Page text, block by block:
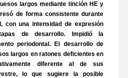
largos mediante tinción HE y
de forma consistente durante
con una intensidad de expresión
de desarrollo. Impidió la
periodontal. El desarrollo de
largos en ratones deficientes en
diferente al de sus
lo que sugiere la posible